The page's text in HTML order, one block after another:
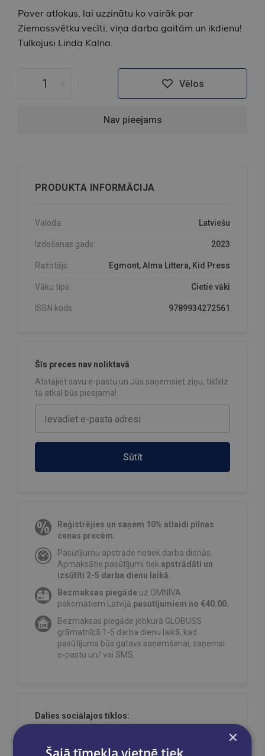
Paver atlokus, lai uzzinātu ko vairāk par
Ziemassvētku vecīti, viņa darba gaitām un ikdienu!
Tulkojusi Linda Kalna.
Vēlos
Nav pieejams
PRODUKTA INFORMĀCIJA
Valoda: Latviešu
Izdošanas gads: 2023
Ražotājs: Egmont, Alma Littera, Kid Press
Vāku tips: Cietie vāki
ISBN kods: 9789934272561
Šīs preces nav noliktavā
Atstājiet savu e-pastu un Jūs saņemsiet ziņu, tiklīdz
tā atkal būs pieejama!
Sūtīt
Reģistrējies un saņem 10% atlaidi pilnas
cenas precēm.
Pasūtījumu apstrāde notiek darba dienās.
Apmaksātie pasūtījumi tiekapstrādāti un
izsūtīti 2-5 darba dienu laikā.
Bezmaksas piegāde uz OMNIVA
pakomātiem Latvijā pasūtījumiem no €40.00.
Bezmaksas piegāde jebkurā GLOBUSS
grāmatnīcā 1-5 darba dienu laikā, kad
pasūtījums būs gatavs saņemšanai, saņemsi
e-pastu un/ vai SMS.
Dalies sociālajos tīklos:
×